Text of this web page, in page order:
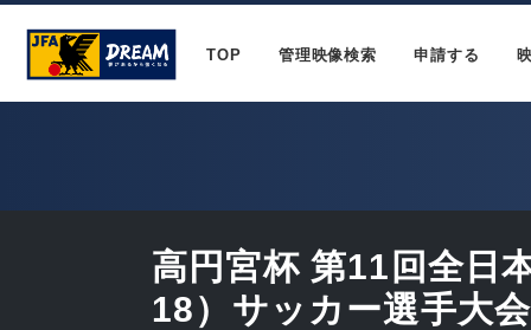
TOP 管理映像検索 申請する
高円宮杯 第11回全日
18）サッカー選手大